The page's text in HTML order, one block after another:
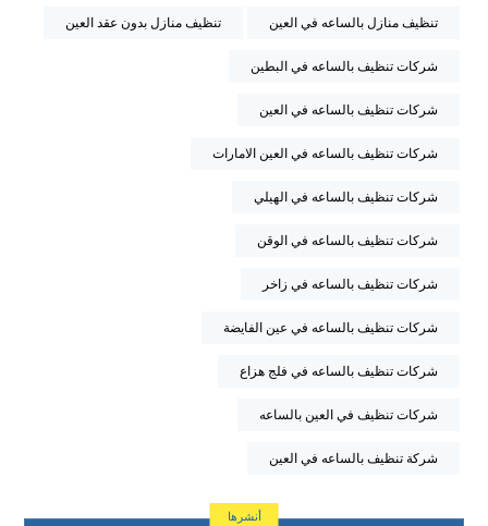
تنظيف منازل بالساعه في العين تنظيف منازل بدون عقد العين
شركات تنظيف بالساعه في البطين
شركات تنظيف بالساعه في العين
شركات تنظيف بالساعه في العين الامارات
شركات تنظيف بالساعه في الهيلي
شركات تنظيف بالساعه في الوقن
شركات تنظيف بالساعه في زاخر
شركات تنظيف بالساعه في عين الفايضة
شركات تنظيف بالساعه في فلج هزاع
شركات تنظيف في العين بالساعه
شركة تنظيف بالساعه في العين